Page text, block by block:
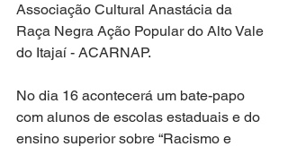
Associação Cultural Anastácia da
Raça Negra Ação Popular do Alto Vale
do Itajaí - ACARNAP.
No dia 16 acontecerá um bate-papo
com alunos de escolas estaduais e do
ensino superior sobre “Racismo e